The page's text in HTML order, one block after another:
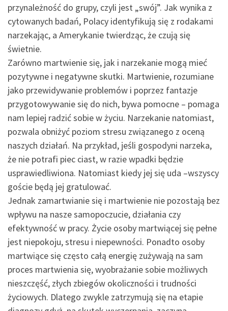
przynależność do grupy, czyli jest „swój”. Jak wynika z
cytowanych badań, Polacy identyfikują się z rodakami
narzekając, a Amerykanie twierdząc, że czują się
świetnie.
Zarówno martwienie się, jak i narzekanie mogą mieć
pozytywne i negatywne skutki. Martwienie, rozumiane
jako przewidywanie problemów i poprzez fantazje
przygotowywanie się do nich, bywa pomocne – pomaga
nam lepiej radzić sobie w życiu. Narzekanie natomiast,
pozwala obniżyć poziom stresu związanego z oceną
naszych działań. Na przykład, jeśli gospodyni narzeka,
że nie potrafi piec ciast, w razie wpadki będzie
usprawiedliwiona. Natomiast kiedy jej się uda –wszyscy
goście będą jej gratulować.
Jednak zamartwianie się i martwienie nie pozostają bez
wpływu na nasze samopoczucie, działania czy
efektywność w pracy. Życie osoby martwiącej się pełne
jest niepokoju, stresu i niepewności. Ponadto osoby
martwiące się często całą energię zużywają na sam
proces martwienia się, wyobrażanie sobie możliwych
nieszczęść, złych zbiegów okoliczności i trudności
życiowych. Dlatego zwykle zatrzymują się na etapie